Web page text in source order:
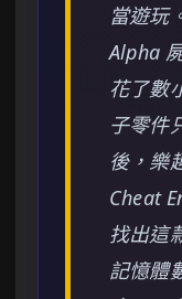
當遊玩
Alpha
花了數
子零件
後，樂
Cheat
找出這
記憶體